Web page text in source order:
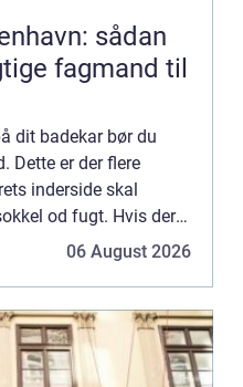
sådan
fagmand til
dit badekar bør du
Dette er der flere
inderside skal
od fugt. Hvis der
eller beton kan der
06 August 2026